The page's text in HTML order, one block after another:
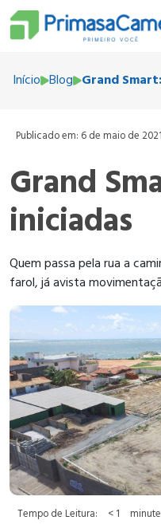
Início Blog Grand
Publicado em: 6 de maio de 2021
Grand
iniciadas
Quem passa pela rua a
farol, já avista
Tempo de Leitura: < 1 minute